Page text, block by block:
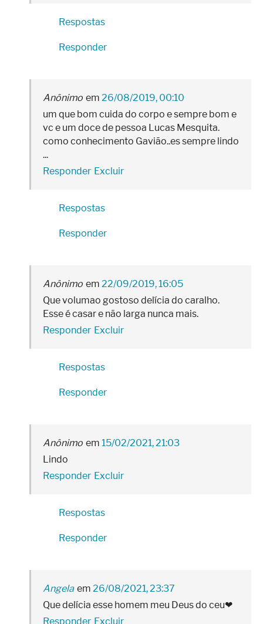
Respostas
Responder
Anônimo
26/08/2019, 00:10
um que bom cuida do corpo e sempre bom e
vc e um doce de pessoa Lucas Mesquita.
como conhecimento Gavião..es sempre lindo
...
Responder Excluir
Respostas
Responder
Anônimo
22/09/2019, 16:05
Que volumao gostoso delícia do caralho.
Esse é casar e não larga nunca mais.
Responder Excluir
Respostas
Responder
Anônimo
15/02/2021, 21:03
Lindo
Responder Excluir
Respostas
Responder
Angela
26/08/2021, 23:37
Que delícia esse homem meu Deus do ceu❤
Responder Excluir